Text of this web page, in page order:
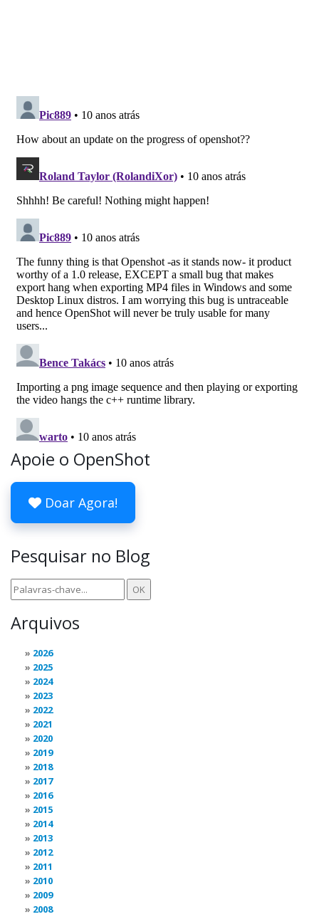
Apoie o OpenShot
Doar Agora!
Pesquisar no Blog
Arquivos
2026
2025
2024
2023
2022
2021
2020
2019
2018
2017
2016
2015
2014
2013
2012
2011
2010
2009
2008